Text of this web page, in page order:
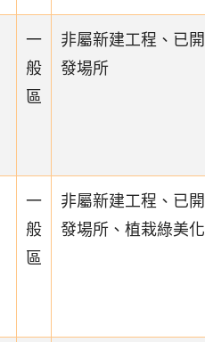
一
般
區
非屬新建工程、已開
發場所
一
般
區
非屬新建工程、已開
發場所、植栽綠美化